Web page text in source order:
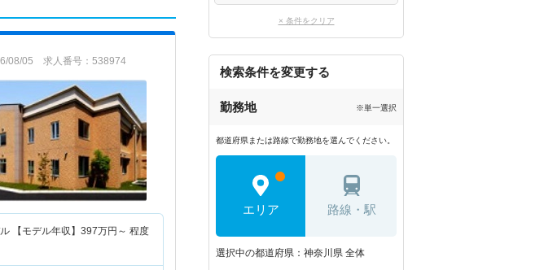
08/05 求人番号：538974
【モデル年収】 397万円～ 程度
× 条件をクリア
検索条件を変更する
勤務地 ※単一選択
都道府県または路線で勤務地を選んでください。
エリア 路線・駅
選択中の都道府県：神奈川県 全体